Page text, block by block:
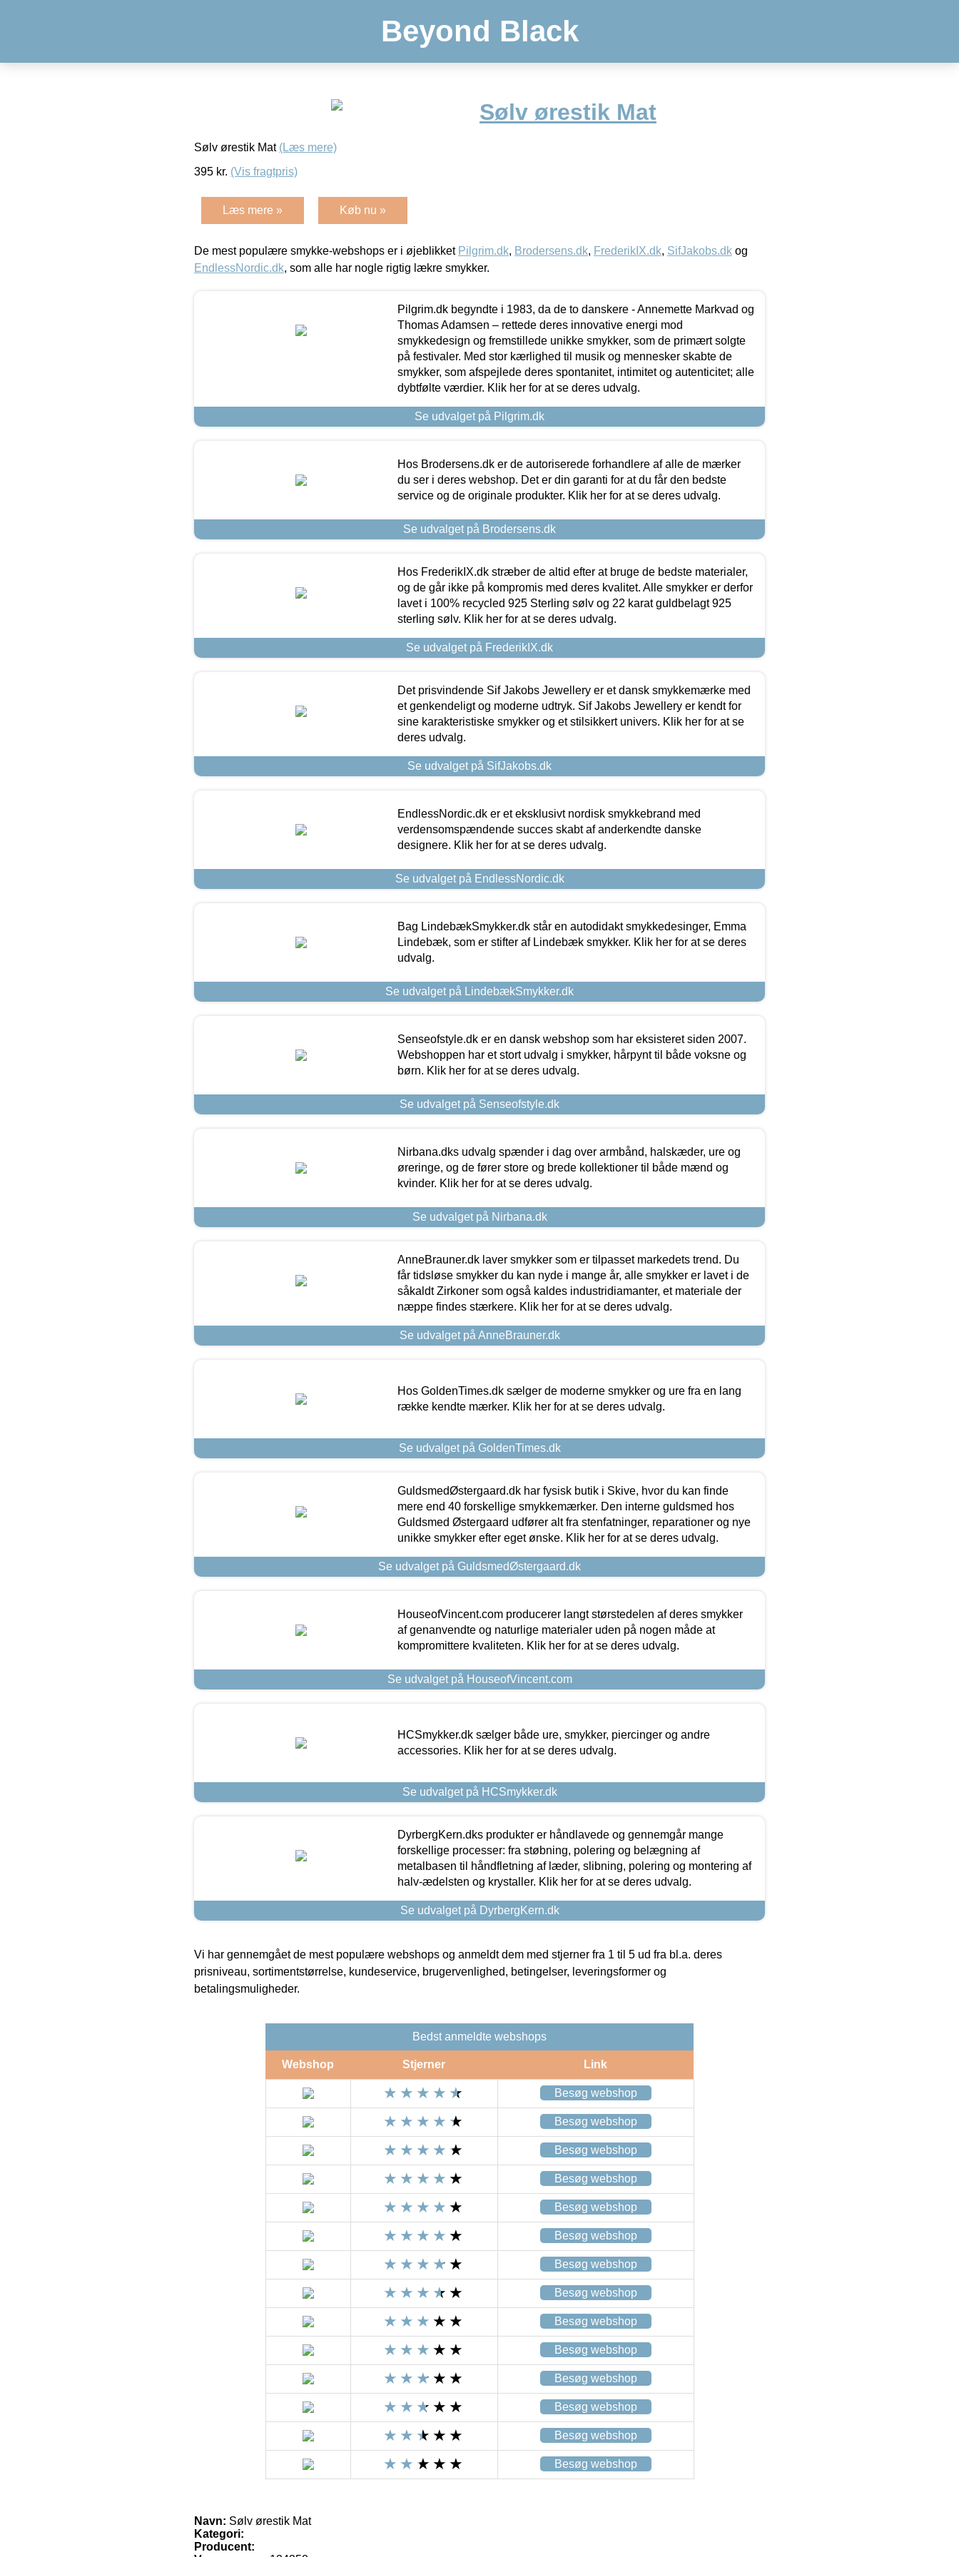
Beyond Black
Sølv ørestik Mat
Sølv ørestik Mat (Læs mere)
395 kr. (Vis fragtpris)
Læs mere » Køb nu »
De mest populære smykke-webshops er i øjeblikket Pilgrim.dk, Brodersens.dk, FrederikIX.dk, SifJakobs.dk og
EndlessNordic.dk, som alle har nogle rigtig lækre smykker.
Pilgrim.dk begyndte i 1983, da de to danskere - Annemette Markvad og
Thomas Adamsen – rettede deres innovative energi mod
smykkedesign og fremstillede unikke smykker, som de primært solgte
på festivaler. Med stor kærlighed til musik og mennesker skabte de
smykker, som afspejlede deres spontanitet, intimitet og autenticitet; alle
dybtfølte værdier. Klik her for at se deres udvalg.
Se udvalget på Pilgrim.dk
Hos Brodersens.dk er de autoriserede forhandlere af alle de mærker
du ser i deres webshop. Det er din garanti for at du får den bedste
service og de originale produkter. Klik her for at se deres udvalg.
Se udvalget på Brodersens.dk
Hos FrederikIX.dk stræber de altid efter at bruge de bedste materialer,
og de går ikke på kompromis med deres kvalitet. Alle smykker er derfor
lavet i 100% recycled 925 Sterling sølv og 22 karat guldbelagt 925
sterling sølv. Klik her for at se deres udvalg.
Se udvalget på FrederikIX.dk
Det prisvindende Sif Jakobs Jewellery er et dansk smykkemærke med
et genkendeligt og moderne udtryk. Sif Jakobs Jewellery er kendt for
sine karakteristiske smykker og et stilsikkert univers. Klik her for at se
deres udvalg.
Se udvalget på SifJakobs.dk
EndlessNordic.dk er et eksklusivt nordisk smykkebrand med
verdensomspændende succes skabt af anderkendte danske
designere. Klik her for at se deres udvalg.
Se udvalget på EndlessNordic.dk
Bag LindebækSmykker.dk står en autodidakt smykkedesinger, Emma
Lindebæk, som er stifter af Lindebæk smykker. Klik her for at se deres
udvalg.
Se udvalget på LindebækSmykker.dk
Senseofstyle.dk er en dansk webshop som har eksisteret siden 2007.
Webshoppen har et stort udvalg i smykker, hårpynt til både voksne og
børn. Klik her for at se deres udvalg.
Se udvalget på Senseofstyle.dk
Nirbana.dks udvalg spænder i dag over armbånd, halskæder, ure og
øreringe, og de fører store og brede kollektioner til både mænd og
kvinder. Klik her for at se deres udvalg.
Se udvalget på Nirbana.dk
AnneBrauner.dk laver smykker som er tilpasset markedets trend. Du
får tidsløse smykker du kan nyde i mange år, alle smykker er lavet i de
såkaldt Zirkoner som også kaldes industridiamanter, et materiale der
næppe findes stærkere. Klik her for at se deres udvalg.
Se udvalget på AnneBrauner.dk
Hos GoldenTimes.dk sælger de moderne smykker og ure fra en lang
række kendte mærker. Klik her for at se deres udvalg.
Se udvalget på GoldenTimes.dk
GuldsmedØstergaard.dk har fysisk butik i Skive, hvor du kan finde
mere end 40 forskellige smykkemærker. Den interne guldsmed hos
Guldsmed Østergaard udfører alt fra stenfatninger, reparationer og nye
unikke smykker efter eget ønske. Klik her for at se deres udvalg.
Se udvalget på GuldsmedØstergaard.dk
HouseofVincent.com producerer langt størstedelen af deres smykker
af genanvendte og naturlige materialer uden på nogen måde at
kompromittere kvaliteten. Klik her for at se deres udvalg.
Se udvalget på HouseofVincent.com
HCSmykker.dk sælger både ure, smykker, piercinger og andre
accessories. Klik her for at se deres udvalg.
Se udvalget på HCSmykker.dk
DyrbergKern.dks produkter er håndlavede og gennemgår mange
forskellige processer: fra støbning, polering og belægning af
metalbasen til håndfletning af læder, slibning, polering og montering af
halv-ædelsten og krystaller. Klik her for at se deres udvalg.
Se udvalget på DyrbergKern.dk
Vi har gennemgået de mest populære webshops og anmeldt dem med stjerner fra 1 til 5 ud fra bl.a. deres
prisniveau, sortimentstørrelse, kundeservice, brugervenlighed, betingelser, leveringsformer og
betalingsmuligheder.
Bedst anmeldte webshops
Webshop Stjerner Link
Besøg webshop
Besøg webshop
Besøg webshop
Besøg webshop
Besøg webshop
Besøg webshop
Besøg webshop
Besøg webshop
Besøg webshop
Besøg webshop
Besøg webshop
Besøg webshop
Besøg webshop
Besøg webshop
Navn: Sølv ørestik Mat
Kategori:
Producent: